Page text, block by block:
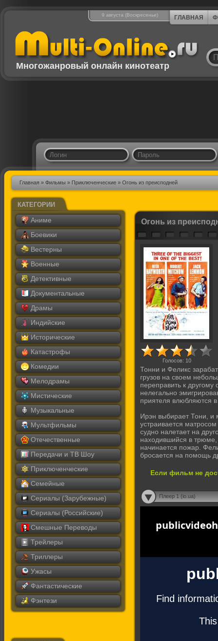
9 августа (Воскресенье) ГЛАВНАЯ
Многожанровый онлайн кинотеатр
Главная » Фильмы » Приключенческие » Огонь из преисподней
КАТЕГОРИИ
Аниме
Боевики
Вестерны
Военные
Детективные
Документальные
Драмы
Индийские
Исторические
Катастрофы
Комедии
Мелодрамы
Мистические
Музыкальные
Мультфильмы
Отечественные
Передачи и ТВ Шоу
Приключенческие
Семейные
Сериалы (Зарубежные)
Сериалы (Российские)
Смешные Переводы
Трейлеры
Триллеры
Ужасы
Фантастические
Фэнтези
Огонь из
Голосов: 10
Тонни и Феликс
грузов на своем
переправить к
нелегально
приятеля влюбляются
Ирэн выбирает Тони, и
устраивается
судно налетает на
находившийся в
начинается пожар.
бросается на помощь
Если фильм не
Плеер 1 (io.ua)